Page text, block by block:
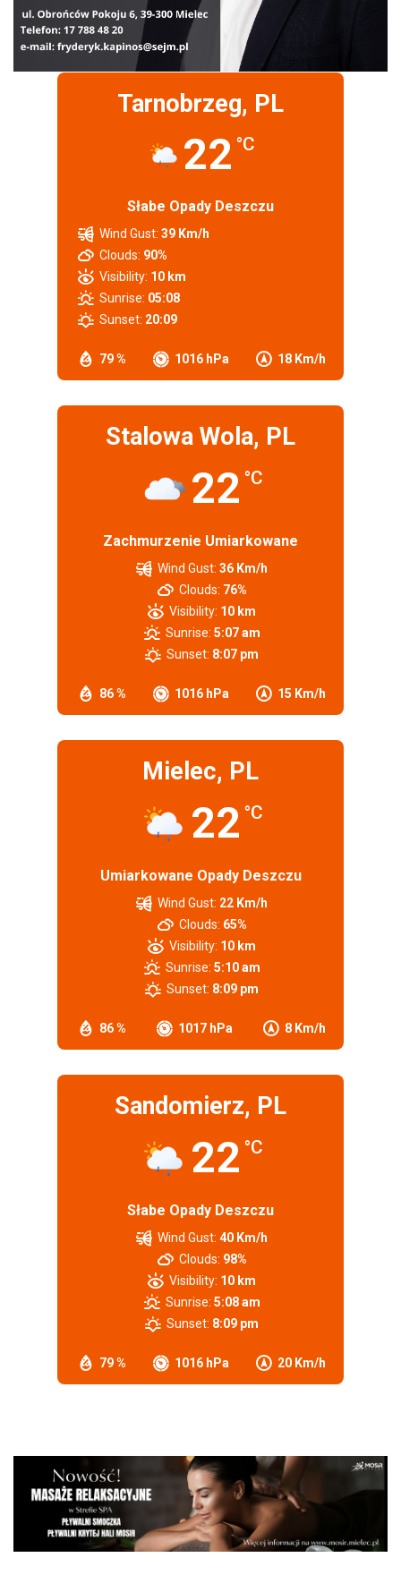
Tarnobrzeg, PL
22 °C
Słabe Opady Deszczu
79 % 1016 hPa 18 Km/h
Wind Gust: 39 Km/h
Clouds: 90%
Visibility: 10 km
Sunrise: 05:08
Sunset: 20:09
Stalowa Wola, PL
22 °C
Zachmurzenie Umiarkowane
86 % 1016 hPa 15 Km/h
Wind Gust: 36 Km/h
Clouds: 76%
Visibility: 10 km
Sunrise: 5:07 am
Sunset: 8:07 pm
Mielec, PL
22 °C
Umiarkowane Opady Deszczu
86 % 1017 hPa 8 Km/h
Wind Gust: 22 Km/h
Clouds: 65%
Visibility: 10 km
Sunrise: 5:10 am
Sunset: 8:09 pm
Sandomierz, PL
22 °C
Słabe Opady Deszczu
79 % 1016 hPa 20 Km/h
Wind Gust: 40 Km/h
Clouds: 98%
Visibility: 10 km
Sunrise: 5:08 am
Sunset: 8:09 pm